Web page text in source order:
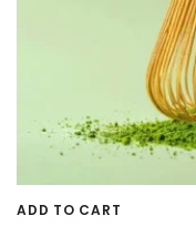
ADD TO CART